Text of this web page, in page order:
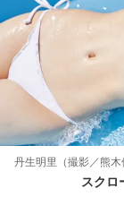
丹生明里（撮影／熊木
スクロ